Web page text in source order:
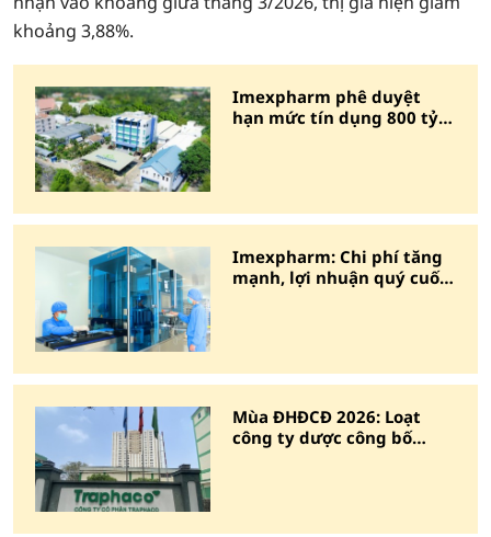
khoảng 3,88%.
Imexpharm phê duyệt
hạn mức tín dụng 800 tỷ
Imexpharm: Chi phí tăng
mạnh, lợi nhuận quý cuối
Mùa ĐHĐCĐ 2026: Loạt
công ty dược công bố